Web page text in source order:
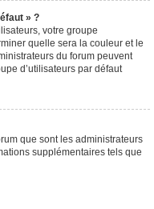
» ?
votre groupe
quelle sera la couleur et le
du forum peuvent
d’utilisateurs par défaut
que sont les administrateurs
supplémentaires tels que